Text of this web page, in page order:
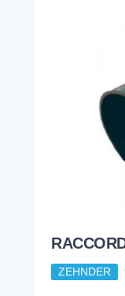
ZEHNDER